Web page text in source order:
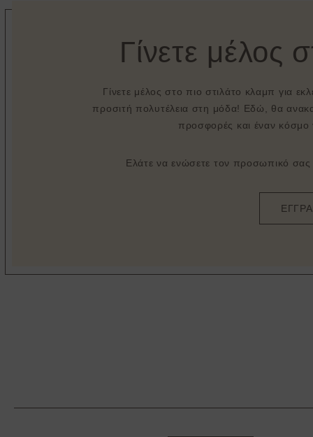
Γίνετε μέλος
Γίνετε μέλος στο πιο στιλάτο κλαμπ για
προσιτή πολυτέλεια στη μόδα! Εδώ, θα
προσφορές και έναν κόσμο
Ελάτε να ενώσετε τον προσωπικό σας